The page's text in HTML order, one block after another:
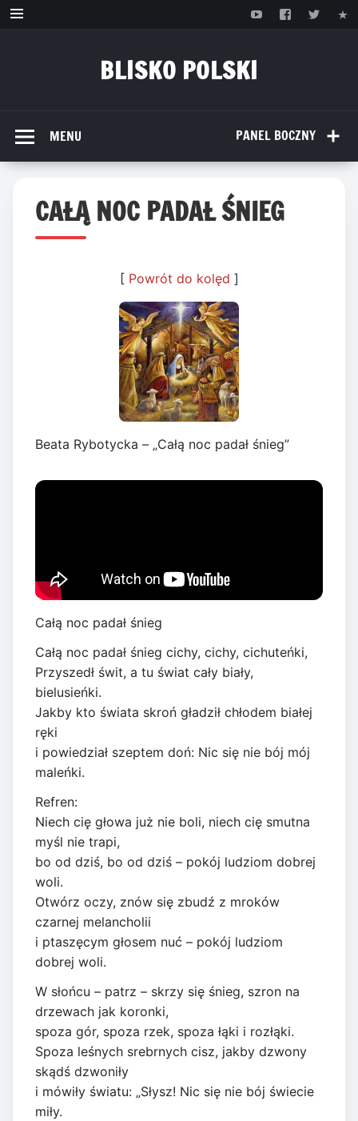
Przejdź
BLISKO POLSKI
PANEL BOCZNY
MENU
CAŁĄ NOC PADAŁ ŚNIEG
[ Powrót do kolęd ]
Beata Rybotycka – „Całą noc padał śnieg”
Całą noc padał śnieg
Całą noc padał śnieg cichy, cichy, cichuteńki,
Przyszedł świt, a tu świat cały biały,
bielusieńki.
Jakby kto świata skroń gładził chłodem białej
ręki
i powiedział szeptem doń: Nic się nie bój mój
maleńki.
Refren:
Niech cię głowa już nie boli, niech cię smutna
myśl nie trapi,
bo od dziś, bo od dziś – pokój ludziom dobrej
woli.
Otwórz oczy, znów się zbudź z mroków
czarnej melancholii
i ptaszęcym głosem nuć – pokój ludziom
dobrej woli.
W słońcu – patrz – skrzy się śnieg, szron na
drzewach jak koronki,
spoza gór, spoza rzek, spoza łąki i rozłąki.
Spoza leśnych srebrnych cisz, jakby dzwony
skądś dzwoniły
i mówiły światu: „Słysz! Nic się nie bój świecie
miły.